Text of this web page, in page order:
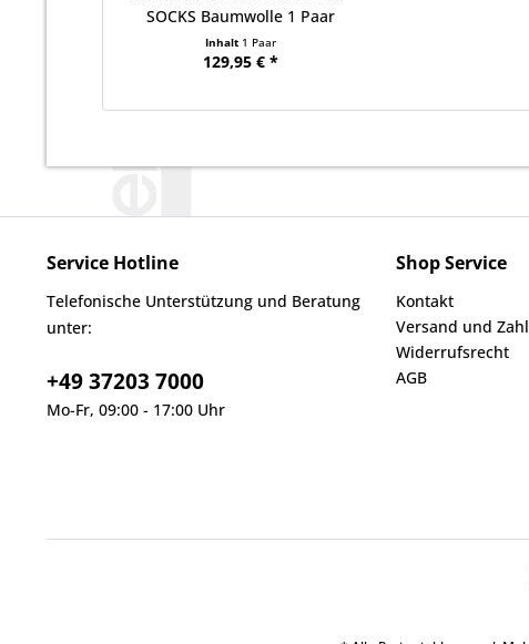
SOCKS Baumwolle 1 Paar
Inhalt 1 Paar
129,95 € *
Service Hotline
Telefonische Unterstützung und Beratung
unter:
+49 37203 7000
Mo-Fr, 09:00 - 17:00 Uhr
Shop Service
Kontakt
Versand und
Widerrufsrecht
AGB